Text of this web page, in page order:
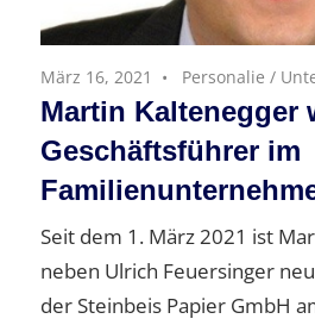
März 16, 2021 Personalie /
Martin Kaltenegger
Geschäftsführer im
Seit dem 1. März 2021 ist
neben Ulrich Feuersinger
der Steinbeis Papier GmbH